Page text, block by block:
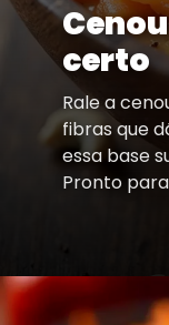
certo
Rale a
fibras que
essa base
Pronto